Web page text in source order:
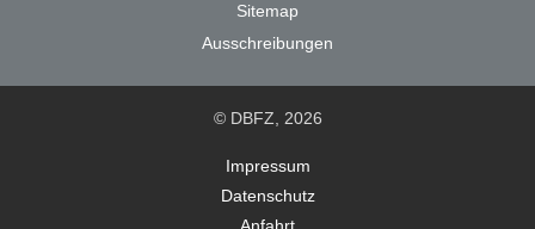
Sitemap
Ausschreibungen
© DBFZ, 2026
Impressum
Datenschutz